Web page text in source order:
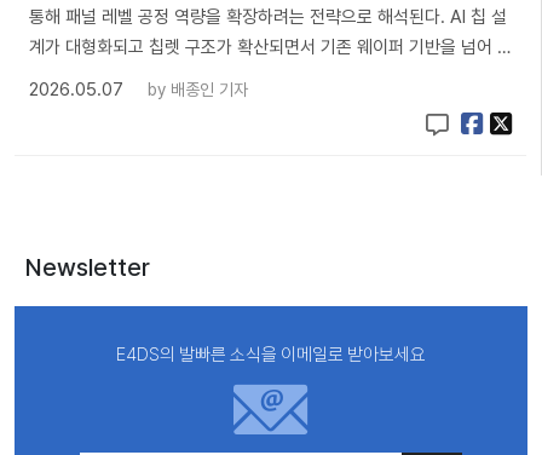
통해 패널 레벨 공정 역량을 확장하려는 전략으로 해석된다. AI 칩 설
계가 대형화되고 칩렛 구조가 확산되면서 기존 웨이퍼 기반을 넘어 …
2026.05.07
by 배종인 기자
Newsletter
E4DS의 발빠른 소식을 이메일로 받아보세요